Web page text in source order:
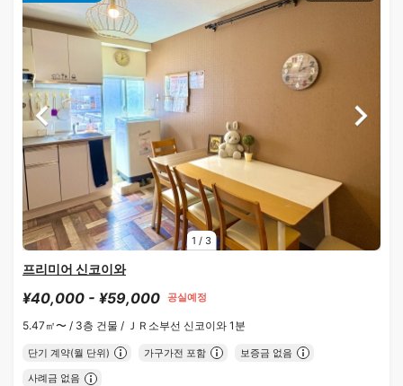
1 / 3
프리미어 신코이와
¥40,000 - ¥59,000 공실예정
5.47㎡〜 / 3층 건물 / ＪＲ소부선 신코이와 1분
단기 계약(월 단위) 가구가전 포함 보증금 없음
사례금 없음